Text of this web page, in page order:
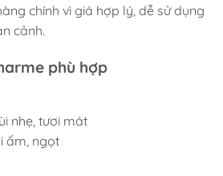
chính vì giá hợp lý, dễ sử dụng
cảnh.
phù hợp
nhẹ, tươi mát
ấm, ngọt